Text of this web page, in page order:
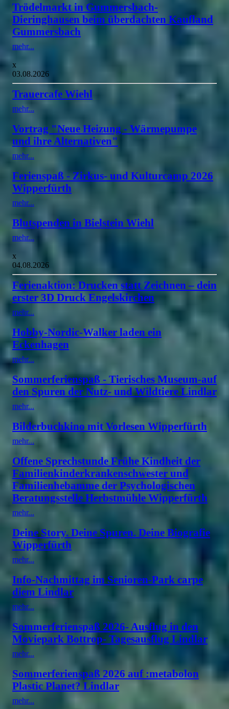
Trödelmarkt in Gummersbach-
Dieringhausen beim überdachten Kaufland
Gummersbach
mehr...
x
03.08.2026
Trauercafe Wiehl
mehr...
Vortrag "Neue Heizung - Wärmepumpe
und ihre Alternativen"
mehr...
Ferienspaß - Zirkus- und Kulturcamp 2026
Wipperfürth
mehr...
Blutspenden in Bielstein Wiehl
mehr...
x
04.08.2026
Ferienaktion: Drucken statt Zeichnen – dein
erster 3D Druck Engelskirchen
mehr...
Hobby-Nordic-Walker laden ein
Eckenhagen
mehr...
Sommerferienspaß - Tierisches Museum-auf
den Spuren der Nutz- und Wildtiere Lindlar
mehr...
Bilderbuchkino mit Vorlesen Wipperfürth
mehr...
Offene Sprechstunde Frühe Kindheit der
Familienkinderkrankenschwester und
Familienhebamme der Psychologischen
Beratungsstelle Herbstmühle Wipperfürth
mehr...
Deine Story. Deine Spuren. Deine Biografie
Wipperfürth
mehr...
Info-Nachmittag im Senioren-Park carpe
diem Lindlar
mehr...
Sommerferienspaß 2026- Ausflug in den
Moviepark Bottrop- Tagesausflug Lindlar
mehr...
Sommerferienspaß 2026 auf :metabolon
Plastic Planet? Lindlar
mehr...